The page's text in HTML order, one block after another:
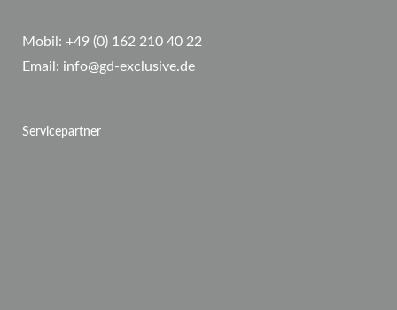
Mobil: +49 (0) 162 210 40 22
Email: info@gd-exclusive.de
Servicepartner